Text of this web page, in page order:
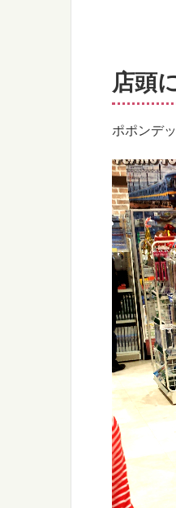
店頭
ポポンデ